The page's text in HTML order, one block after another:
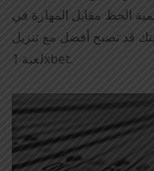
الحظ مقابل المهارة في
قد تصبح أفضل مع تنزيل
لعبة 1xbet.